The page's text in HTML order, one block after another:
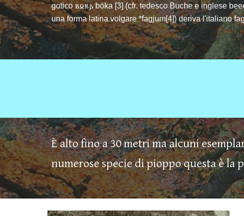
gotico 𐌱𐍉𐌺𐌰 bōka [3] (cfr. tedesco Buche e inglese
una forma latina volgare *fagjum[4]) deriva l'italiano
È alto fino a 30 metri ma alcuni
numerose specie di pioppo questa è